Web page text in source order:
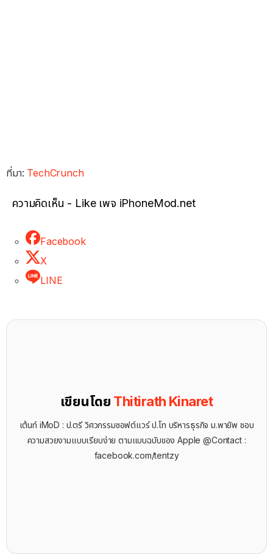
ที่มา: TechCrunch
ความคิดเห็น - Like เพจ iPhoneMod.net
Facebook
X
LINE
เขียนโดย Thitirath Kinaret
เต้นท์ iMoD : ป.ตรี วิศวกรรมซอฟต์แวร์ ป.โท บริหารธุรกิจ ม.พายัพ ชอบ
ความสวยงามแบบเรียบง่าย ตามแบบฉบับของ Apple @Contact :
facebook.com/tentzy